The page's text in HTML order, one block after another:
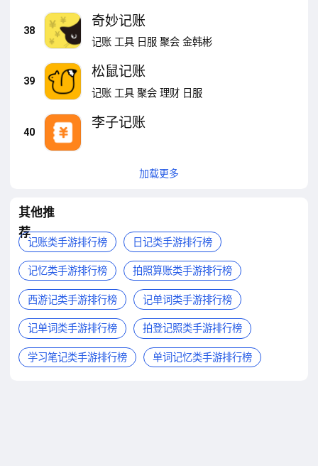
38
奇妙记账
记账 工具 日服 聚会 金韩彬
39
松鼠记账
记账 工具 聚会 理财 日服
40
李子记账
加载更多
其他推
荐
记账类手游排行榜 日记类手游排行榜
记忆类手游排行榜 拍照算账类手游排行榜
西游记类手游排行榜 记单词类手游排行榜
记单词类手游排行榜 拍登记照类手游排行榜
学习笔记类手游排行榜 单词记忆类手游排行榜